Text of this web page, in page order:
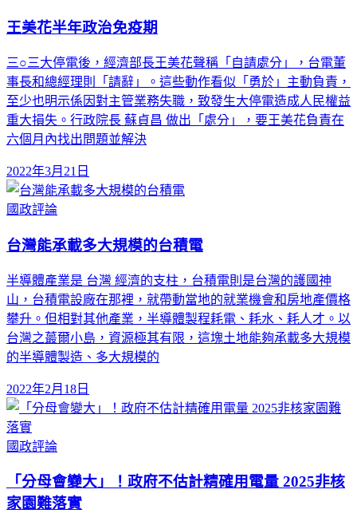
王美花半年政治免疫期
三○三大停電後，經濟部長王美花聲稱「自請處分」，台電董
事長和總經理則「請辭」。這些動作看似「勇於」主動負責，
至少也明示係因對主管業務失職，致發生大停電造成人民權益
重大損失。行政院長 蘇貞昌 做出「處分」，要王美花負責在
六個月內找出問題並解決
2022年3月21日
國政評論
台灣能承載多大規模的台積電
半導體產業是 台灣 經濟的支柱，台積電則是台灣的護國神
山，台積電設廠在那裡，就帶動當地的就業機會和房地產價格
攀升。但相對其他產業，半導體製程耗電、耗水、耗人才。以
台灣之蕞爾小島，資源極其有限，這塊土地能夠承載多大規模
的半導體製造、多大規模的
2022年2月18日
國政評論
「分母會變大」！政府不估計精確用電量 2025非核
家園難落實